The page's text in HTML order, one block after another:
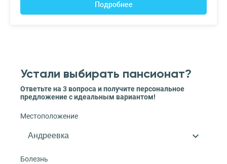
Подробнее
Устали выбирать пансионат?
Ответьте на 3 вопроса и получите персональное
предложение с идеальным вариантом!
Местоположение
Болезнь